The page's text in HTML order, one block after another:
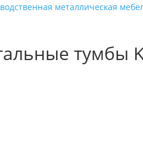
металлическая
тумбы